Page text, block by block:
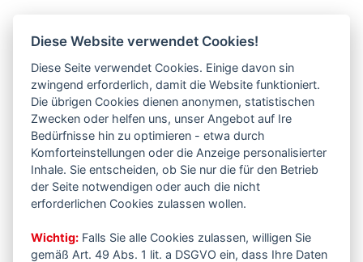
Diese Website verwendet Cookies!
Diese Seite verwendet Cookies. Einige davon sin
zwingend erforderlich, damit die Website funktioniert.
Die übrigen Cookies dienen anonymen, statistischen
Zwecken oder helfen uns, unser Angebot auf Ire
Bedürfnisse hin zu optimieren - etwa durch
Komforteinstellungen oder die Anzeige personalisierter
Inhale. Sie entscheiden, ob Sie nur die für den Betrieb
der Seite notwendigen oder auch die nicht
erforderlichen Cookies zulassen wollen.
Wichtig: Falls Sie alle Cookies zulassen, willigen Sie
gemäß Art. 49 Abs. 1 lit. a DSGVO ein, dass Ihre Daten